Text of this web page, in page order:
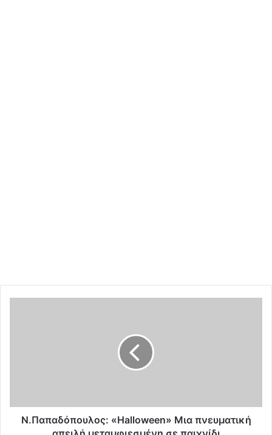
π
Ν.Παπαδόπουλος: «Halloween» Μια πνευματική